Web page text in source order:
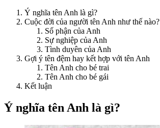
Ý nghĩa tên Anh là gì?
Cuộc đời của người tên Anh như thế nào?
Số phận của Anh
Sự nghiệp của Anh
Tình duyên của Anh
Gợi ý tên đệm hay kết hợp với tên Anh
Tên Anh cho bé trai
Tên Anh cho bé gái
Kết luận
Ý nghĩa tên Anh là gì?